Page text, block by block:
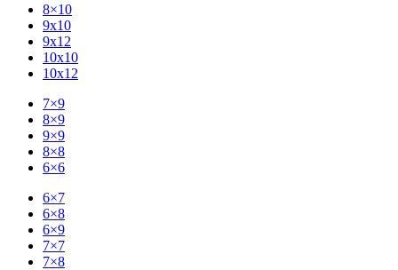
8×10
9x10
9x12
10x10
10x12
7×9
8×9
9×9
8×8
6×6
6×7
6×8
6×9
7×7
7×8